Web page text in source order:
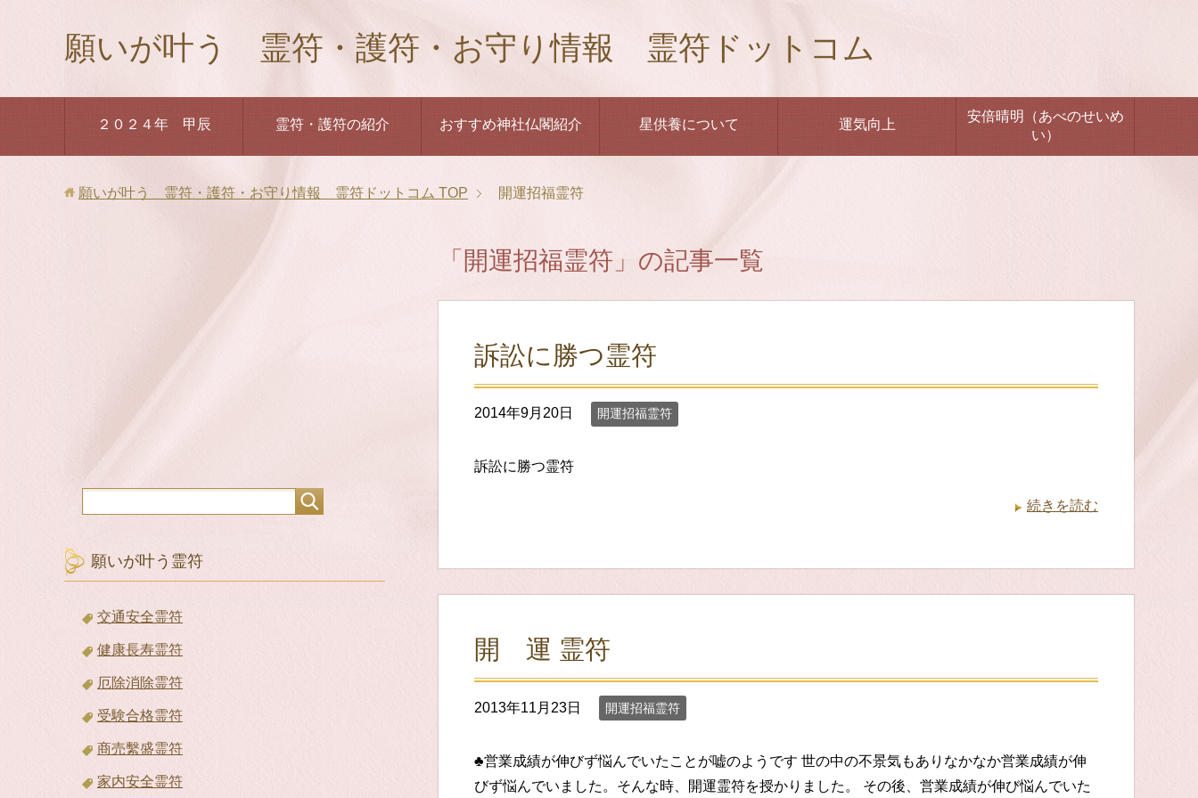
願いが叶う 霊符・護符・お守り情報 霊符ドットコム
２０２４年 甲辰 霊符・護符の紹介 おすすめ神社仏閣紹介 星供養について 運気向上
安倍晴明（あべのせいめ
い）
願いが叶う 霊符・護符・お守り情報 霊符ドットコム TOP 開運招福霊符
「開運招福霊符」の記事一覧
訴訟に勝つ霊符
2014年9月20日 開運招福霊符
訴訟に勝つ霊符
続きを読む
開 運 霊符
2013年11月23日 開運招福霊符
♣営業成績が伸びず悩んでいたことが嘘のようです 世の中の不景気もありなかなか営業成績が伸
びず悩んでいました。そんな時、開運霊符を授かりました。 その後、営業成績が伸び悩んでいた
願いが叶う霊符
交通安全霊符
健康長寿霊符
厄除消除霊符
受験合格霊符
商売繫盛霊符
家内安全霊符